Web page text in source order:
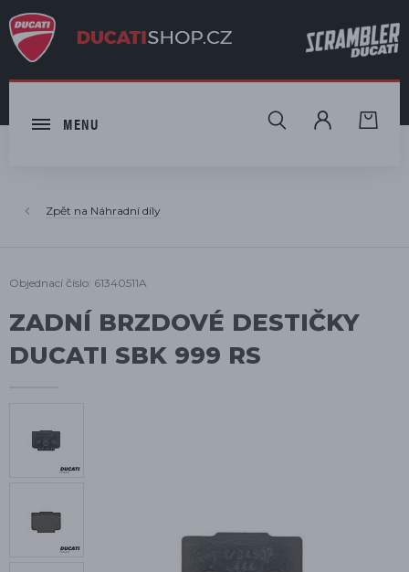
MENU HLEDAT
Náhradní díly
Objednací číslo: 61340511A
ZADNÍ BRZDOVÉ DESTIČKY
DUCATI SBK 999 RS